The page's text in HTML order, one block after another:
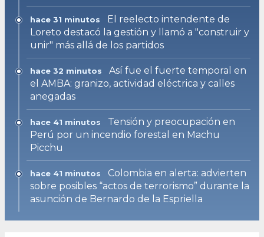
hace 31 minutos
El reelecto intendente de
Loreto destacó la gestión y llamó a "construir y
unir" más allá de los partidos
hace 32 minutos
Así fue el fuerte temporal en
el AMBA: granizo, actividad eléctrica y calles
anegadas
hace 41 minutos
Tensión y preocupación en
Perú por un incendio forestal en Machu
Picchu
hace 41 minutos
Colombia en alerta: advierten
sobre posibles “actos de terrorismo” durante la
asunción de Bernardo de la Espriella